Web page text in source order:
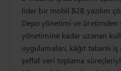
lider bir mobil B2B yazılım
Depo yönetimi ve üretimden
yönetimine kadar uzanan
uygulamaları, kâğıt tabanlı iş
şeffaf veri toplama